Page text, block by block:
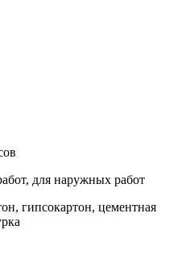
для наружных работ
гипсокартон, цементная